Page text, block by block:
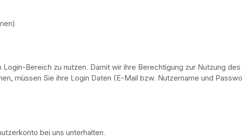
Bereich zu nutzen. Damit wir ihre Berechtigung zur Nutzung des
müssen Sie ihre Login Daten (E-Mail bzw. Nutzername und
bei uns unterhalten.